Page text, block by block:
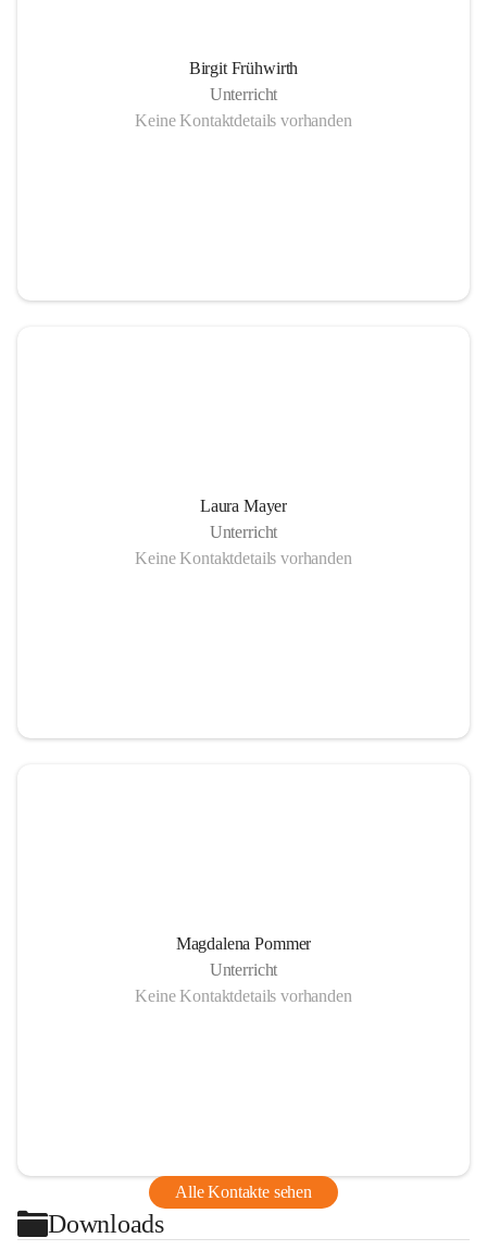
Birgit Frühwirth
Unterricht
Keine Kontaktdetails vorhanden
Laura Mayer
Unterricht
Keine Kontaktdetails vorhanden
Magdalena Pommer
Unterricht
Keine Kontaktdetails vorhanden
Alle Kontakte sehen
Downloads